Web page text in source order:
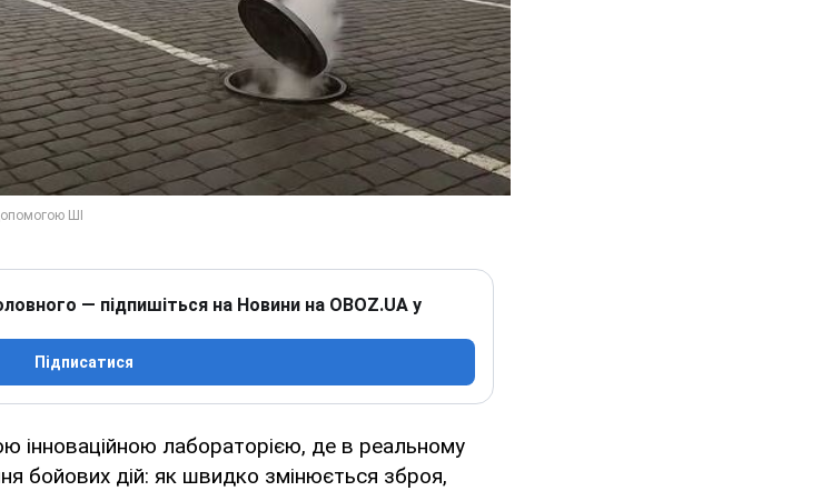
— підпишіться на Новини на OBOZ.UA у
Підписатися
інноваційною лабораторією, де в реальному
бойових дій: як швидко змінюється зброя,